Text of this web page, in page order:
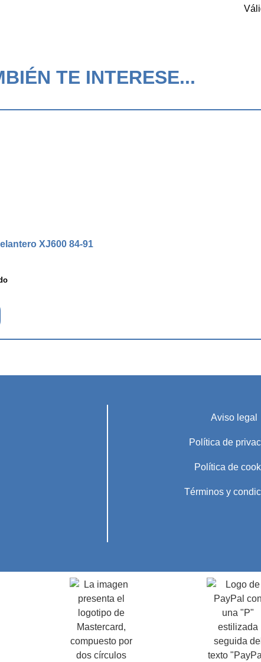
TE INTERESE...
XJ600 84-91
Aviso legal
Política de
Política de
Términos y